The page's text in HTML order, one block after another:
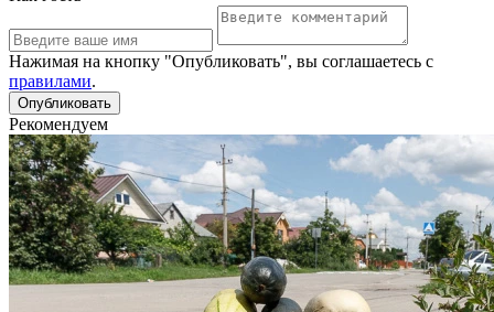
Нажимая на кнопку "Опубликовать", вы соглашаетесь с
правилами.
Рекомендуем